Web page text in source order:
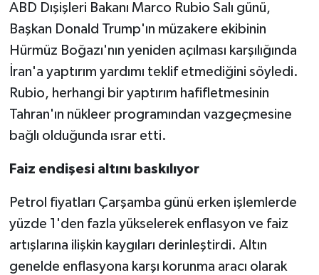
ABD Dışişleri Bakanı Marco Rubio Salı günü,
Başkan Donald Trump'ın müzakere ekibinin
Hürmüz Boğazı'nın yeniden açılması karşılığında
İran'a yaptırım yardımı teklif etmediğini söyledi.
Rubio, herhangi bir yaptırım hafifletmesinin
Tahran'ın nükleer programından vazgeçmesine
bağlı olduğunda ısrar etti.
Faiz endişesi altını baskılıyor
Petrol fiyatları Çarşamba günü erken işlemlerde
yüzde 1'den fazla yükselerek enflasyon ve faiz
artışlarına ilişkin kaygıları derinleştirdi. Altın
genelde enflasyona karşı korunma aracı olarak